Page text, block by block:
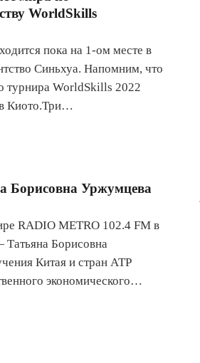
WorldSkills
пока на 1-ом месте в
Синьхуа. Напомним, что
турнира WorldSkills 2022
в Киото.Три…
Уржумцева
RADIO METRO 102.4 FM в
Борисовна
Китая и стран АТР
экономического…